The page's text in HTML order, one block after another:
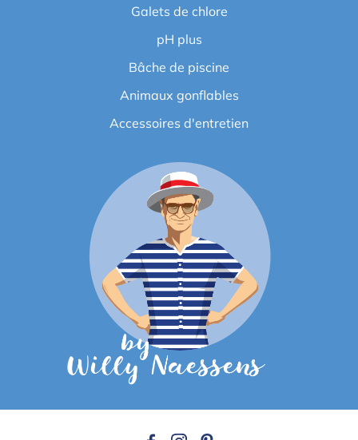
Galets de chlore
pH plus
Bâche de piscine
Animaux gonflables
Accessoires d'entretien